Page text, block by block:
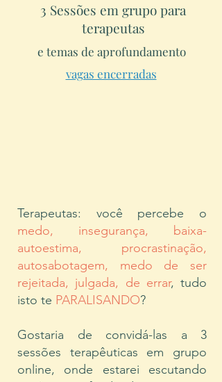
3 Sessões em grupo para
terapeutas
e temas de aprofundamento
vagas encerradas
Terapeutas: você percebe o
medo, insegurança, baixa-
autoestima, procrastinação,
autosabotagem, medo de ser
rejeitada, julgada, de errar, tudo
isto te PARALISANDO?
Gostaria de convidá-las a 3
sessões terapêuticas em grupo
online, onde estarei escutando